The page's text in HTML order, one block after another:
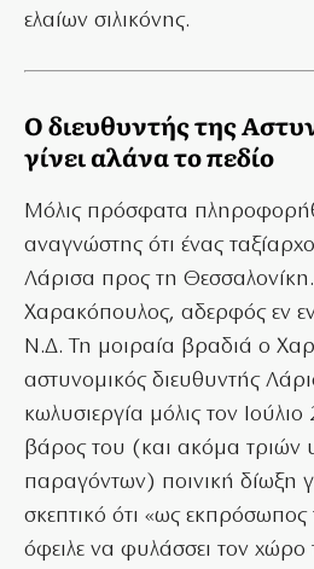
ελαίων σιλικόνης.
Ο διευθυντής της
γίνει αλάνα το πεδίο
Μόλις πρόσφατα
αναγνώστης ότι ένας
Λάρισα προς τη Θεσσαλονίκη.
Χαρακόπουλος, αδερφός εν
Ν.Δ. Τη μοιραία βραδιά ο
αστυνομικός διευθυντής
κωλυσιεργία μόλις τον
βάρος του (και ακόμα τριών
παραγόντων) ποινική δίωξη
σκεπτικό ότι «ως
όφειλε να φυλάσσει τον